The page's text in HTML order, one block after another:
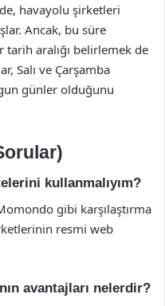
havayolu şirketleri
Ancak, bu süre
aralığı belirlemek de
Salı ve Çarşamba
günler olduğunu
kullanmalıyım?
gibi karşılaştırma
resmi web
avantajları nelerdir?